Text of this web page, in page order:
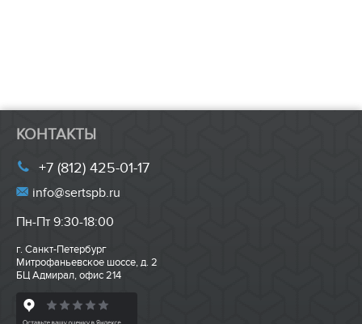
КОНТАКТЫ
+7 (812) 425-01-17
info@sertspb.ru
Пн-Пт 9:30-18:00
г. Санкт-Петербург
Митрофаньевское шоссе, д. 2
БЦ Адмирал, офис 214